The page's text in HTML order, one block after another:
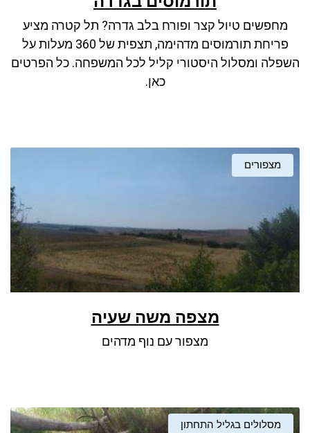
font_download סמן קישורים
לאפס את כל האפשרויות
cached
מחפשים טיול קצר ופורח בלב גדרה? תל קטרה מציע
פריחת תורמוסים מדהימה, תצפית של 360 מעלות על
השפלה ומסלול היסטורי קליל לכל המשפחה. כל הפרטים
כאן.
מצפורים
מצפה משה שעיה
מצפור עם נוף מדהים
מסלולים בגליל התחתון